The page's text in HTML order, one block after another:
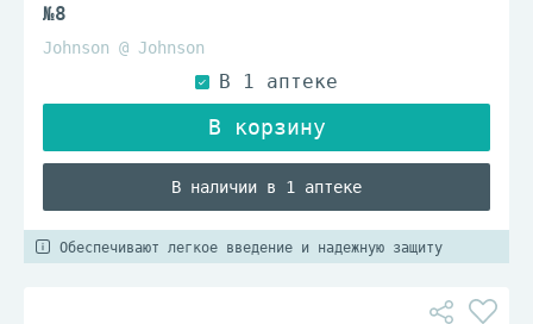
№8
Johnson @ Johnson
В наличии в 1 аптеке
Обеспечивают легкое введение и надежную защиту